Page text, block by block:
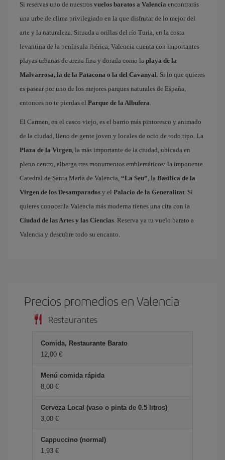
Si reservas uno de nuestros vuelos baratos a Valencia encontrarás
una urbe de clima privilegiado en la que disfrutar de lo mejor del
arte y la naturaleza. Situada a orillas del río Turia, en la costa
levantina de la península ibérica, Valencia cuenta con importantes
playas urbanas de arena fina y dorada como la playa de la
Malvarrosa, la de la Patacona o la del Cavanyal. Si lo que quieres
es pasear por uno de los mejores parques naturales de España,
entonces no te pierdas el Parque de la Albufera.
El Carmen, en el casco viejo, es el barrio más pintoresco y animado
de la ciudad, lleno de gente joven y locales de ocio de todo tipo. La
Plaza de la Virgen, la más importante de la ciudad, ubicada en
pleno centro, alberga tres monumentos emblemáticos: la imponente
Catedral de Santa María de Valencia, “La Seu”, la Basílica de la
Virgen de los Desamparados y el Palacio de la Generalitat. Si
quieres conocer la Valencia más moderna tienes una cita con la
Ciudad de las Artes y las Ciencias. Reserva ya tu vuelo barato a
Valencia y descubre todo su encanto.
Precios promedios en Valencia
Restaurantes
Comida, Restaurante Barato
12,00 €
Menú comida rápida
8,00 €
Cerveza Local (vaso o pinta de 0.5 litros)
3,00 €
Cappuccino (normal)
1,93 €